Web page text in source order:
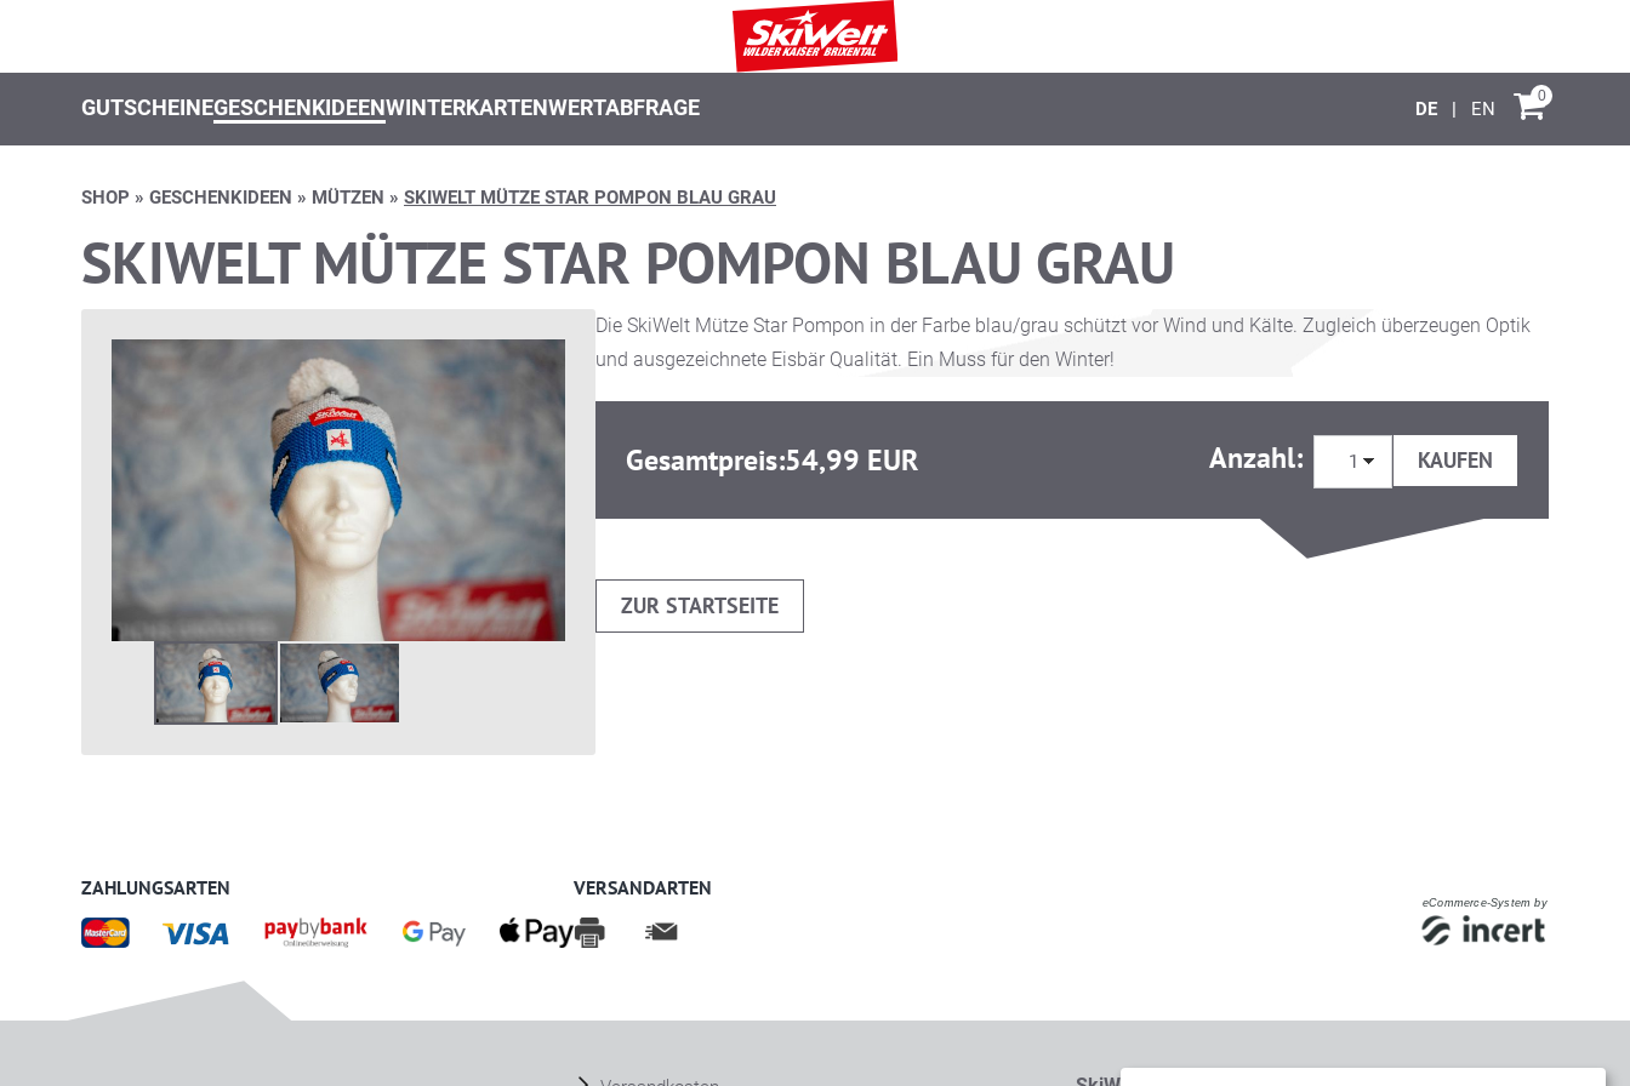
GUTSCHEINEGESCHENKIDEENWINTERKARTENWERTABFRAGE DE EN
0
SHOP » GESCHENKIDEEN » MÜTZEN » SKIWELT MÜTZE STAR POMPON BLAU GRAU
SKIWELT MÜTZE STAR POMPON BLAU GRAU
Die SkiWelt Mütze Star Pompon in der Farbe blau/grau schützt vor Wind und Kälte. Zugleich überzeugen Optik
und ausgezeichnete Eisbär Qualität. Ein Muss für den Winter!
Gesamtpreis:54,99 EUR Anzahl:
ZUR STARTSEITE
ZAHLUNGSARTEN VERSANDARTEN
eCommerce-System by